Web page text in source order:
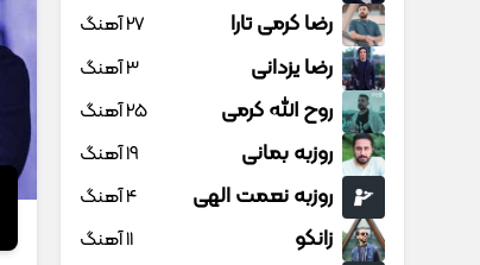
رضا کرمی تارا 27 آهنگ
رضا یزدانی 3 آهنگ
روح الله کرمی 25 آهنگ
روزبه بمانی 19 آهنگ
روزبه نعمت الهی 4 آهنگ
زانکو 11 آهنگ